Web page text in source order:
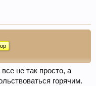
не так просто, а
горячим.